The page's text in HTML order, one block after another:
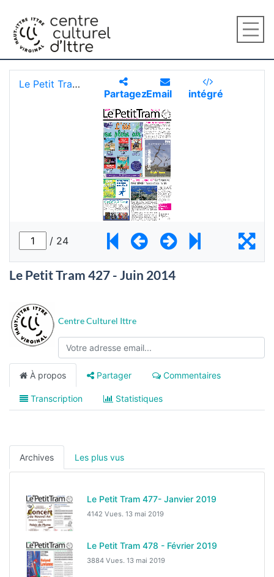
Le Petit Tram 427 - Juin 2014
Centre Culturel Ittre
À propos Partager Commentaires
Transcription Statistiques
Archives Les plus vus
Le Petit Tram 477- Janvier 2019
4142 Vues. 13 mai 2019
Le Petit Tram 478 - Février 2019
3884 Vues. 13 mai 2019